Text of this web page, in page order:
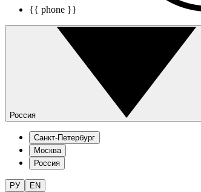
{{ phone }}
Россия
Санкт-Петербург
Москва
Россия
РУ EN